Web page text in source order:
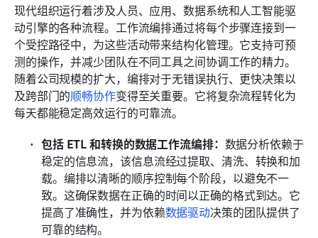
现代组织运行着涉及人员、应用、数据系统和人工智能驱
动引擎的各种流程。工作流编排通过将每个步骤连接到一
个受控路径中，为这些活动带来结构化管理。它支持可预
测的操作，并减少团队在不同工具之间协调工作的精力。
随着公司规模的扩大，编排对于无错误执行、更快决策以
及跨部门的顺畅协作变得至关重要。它将复杂流程转化为
每天都能稳定高效运行的可靠流。
包括 ETL 和转换的数据工作流编排： 数据分析依赖于
稳定的信息流，该信息流经过提取、清洗、转换和加
载。编排以清晰的顺序控制每个阶段，以避免不一
致。这确保数据在正确的时间以正确的格式到达。它
提高了准确性，并为依赖数据驱动决策的团队提供了
可靠的结构。